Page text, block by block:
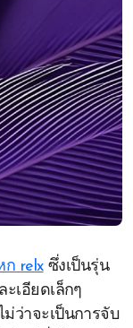
ก relxซึ่งเป็นรุ่น
เอียดเล็กๆ
ว่าจะเป็นการจับ